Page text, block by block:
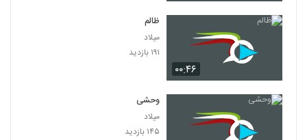
۰۰:۴۶
ظالم
میلاد
۱۹۱ بازدید
وحشی
میلاد
۱۴۵ بازدید